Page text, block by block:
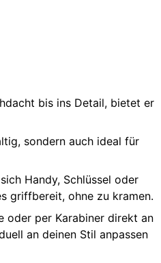
bis ins Detail, bietet er
sondern auch ideal für
Handy, Schlüssel oder
griffbereit, ohne zu kramen.
oder per Karabiner direkt an
an deinen Stil anpassen